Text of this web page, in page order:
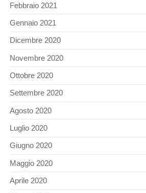
Febbraio 2021
Gennaio 2021
Dicembre 2020
Novembre 2020
Ottobre 2020
Settembre 2020
Agosto 2020
Luglio 2020
Giugno 2020
Maggio 2020
Aprile 2020